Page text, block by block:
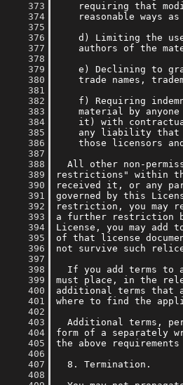
    373
    374
    375
    376
    377
    378
    379
    380
    381
    382
    383
    384
    385
    386
    387
    388
    389
    390
    391
    392
    393
    394
    395
    396
    397
    398
    399
    400
    401
    402
    403
    404
    405
    406
    407
    408